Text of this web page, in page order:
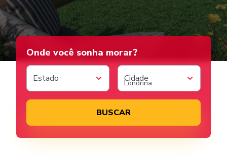
Onde você sonha morar?A pacaembu te
Estado Cidade
BUSCAR